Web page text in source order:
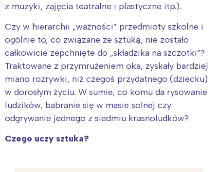
z muzyki, zajęcia teatralne i plastyczne itp.).
Czy w hierarchii „ważności” przedmioty szkolne i
ogólnie to, co związane ze sztuką, nie zostało
całkowicie zepchnięte do „składzika na szczotki”?
Traktowane z przymrużeniem oka, zyskały bardziej
miano rozrywki, niż czegoś przydatnego (dziecku)
w dorosłym życiu. W sumie, co komu da rysowanie
ludzików, babranie się w masie solnej czy
odgrywanie jednego z siedmiu krasnoludków?
Czego uczy sztuka?